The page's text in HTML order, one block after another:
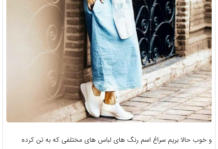
و خوب حالا بریم سراغ اسم رنگ های لباس های مختلفی که به تن کرده